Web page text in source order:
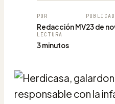
POR
Redacción MV23 de
LECTURA
3 minutos